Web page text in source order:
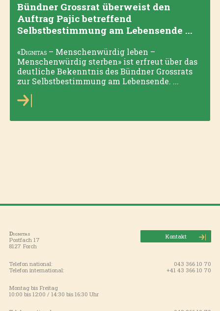
Bündner Grossrat überweist den
Auftrag Pajic betreffend
Selbstbestimmung am Lebensende ...
«Dignitas– Menschenwürdig leben –
Menschenwürdig sterben» ist erfreut über das
deutliche Bekenntnis des Bündner Grossrats
zur Selbstbestimmung am Lebensende. ...
Dignitas
Postfach 17
8127 Forch
Kontakt
Telefon national:
043 366 10 70
Telefon international:
+41 43 366 10 70
Montag bis Freitag
10:00 bis 12:00 / 14:30 bis 16:30 Uhr